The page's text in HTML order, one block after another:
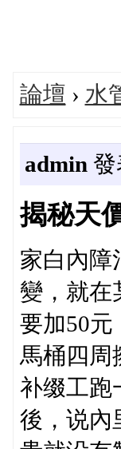
論壇 › 水
admin 發
揭秘天
家白內障
變，就在
要加50
馬桶四周
补缀工跑
後，说內